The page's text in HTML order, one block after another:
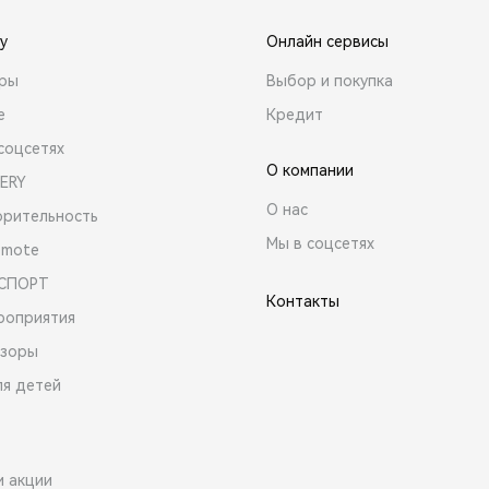
СПОРТ
детей
акции
Онлайн сервисы
Выбор и покупка
Кредит
О компании
О нас
Мы в соцсетях
Контакты